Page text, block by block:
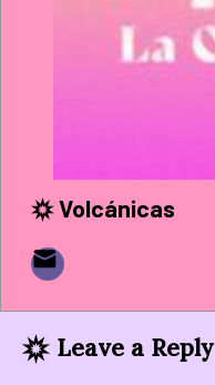
Volcánicas
Leave a Reply